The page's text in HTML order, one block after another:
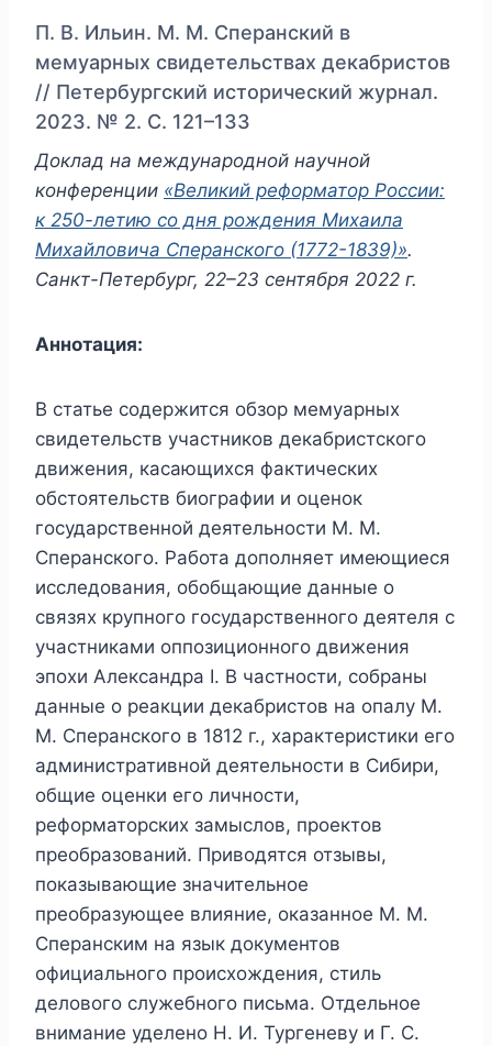
П. В. Ильин. М. М. Сперанский в
мемуарных свидетельствах декабристов
// Петербургский исторический журнал.
2023. № 2. С. 121–133
Доклад на международной научной
конференции «Великий реформатор России:
к 250-летию со дня рождения Михаила
Михайловича Сперанского (1772-1839)».
Санкт-Петербург, 22–23 сентября 2022 г.
Аннотация:
В статье содержится обзор мемуарных
свидетельств участников декабристского
движения, касающихся фактических
обстоятельств биографии и оценок
государственной деятельности М. М.
Сперанского. Работа дополняет имеющиеся
исследования, обобщающие данные о
связях крупного государственного деятеля с
участниками оппозиционного движения
эпохи Александра I. В частности, собраны
данные о реакции декабристов на опалу М.
М. Сперанского в 1812 г., характеристики его
административной деятельности в Сибири,
общие оценки его личности,
реформаторских замыслов, проектов
преобразований. Приводятся отзывы,
показывающие значительное
преобразующее влияние, оказанное М. М.
Сперанским на язык документов
официального происхождения, стиль
делового служебного письма. Отдельное
внимание уделено Н. И. Тургеневу и Г. С.